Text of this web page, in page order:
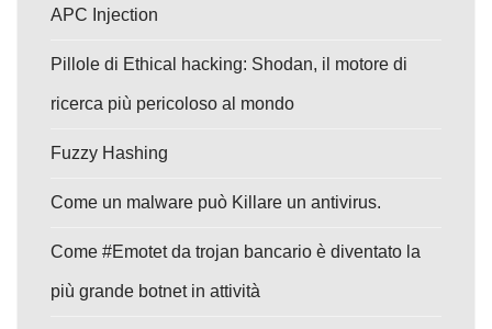
APC Injection
Pillole di Ethical hacking: Shodan, il motore di
ricerca più pericoloso al mondo
Fuzzy Hashing
Come un malware può Killare un antivirus.
Come #Emotet da trojan bancario è diventato la
più grande botnet in attività